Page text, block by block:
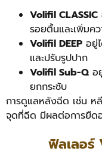
Volifil CLASSIC
รอยตื้นและเพิ่มค
Volifil DEEP อยู่
และปรับรูปปาก
Volifil Sub-Q อ
ยกกระชับ
การดูแลหลังฉีด เช่น ห
จุดที่ฉีด มีผลต่อการยืด
ฟิลเลอร์